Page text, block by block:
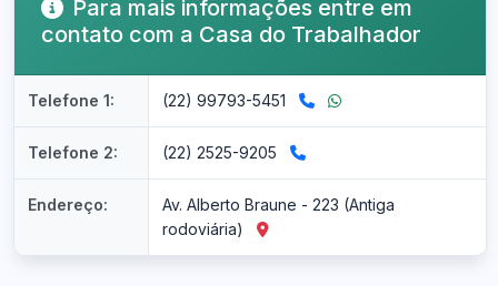
Para mais informações entre em
contato com a Casa do Trabalhador
Telefone 1: (22) 99793-5451
Telefone 2: (22) 2525-9205
Endereço:
Av. Alberto Braune - 223 (Antiga
rodoviária)